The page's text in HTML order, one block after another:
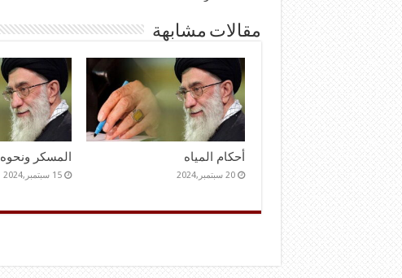
مقالات مشابهة
أحكام المياه
20 سبتمبر,2024
المسكر ونحوه
15 سبتمبر,2024